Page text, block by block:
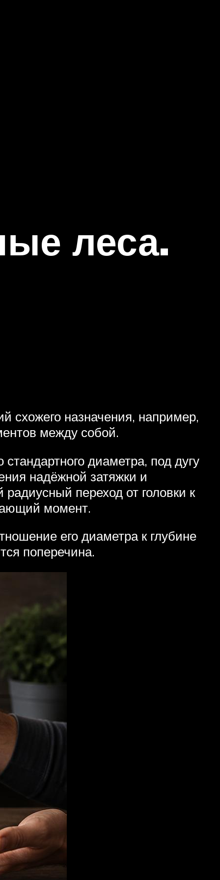
леса.
схожего назначения, например,
между собой.
диаметра, под дугу
надёжной затяжки и
переход от головки к
момент.
его диаметра к глубине
поперечина.